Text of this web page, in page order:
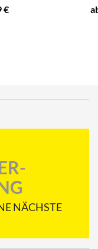
€
NÄCHSTE